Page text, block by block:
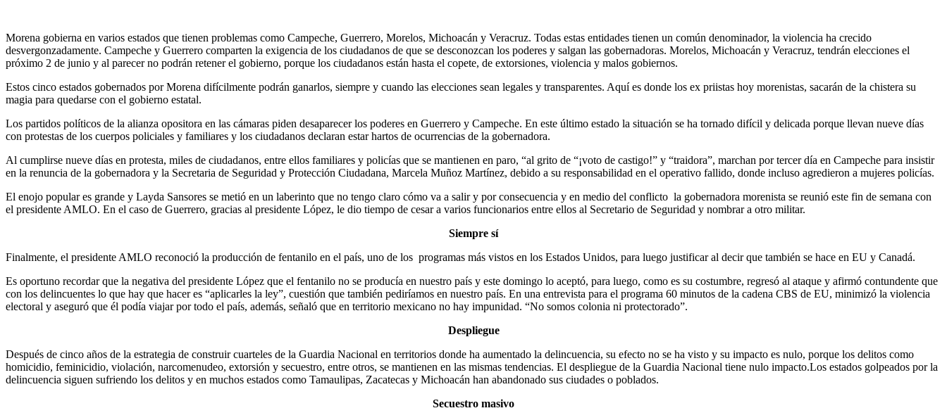
Morena gobierna en varios estados que tienen problemas como Campeche, Guerrero, Morelos, Michoacán y Veracruz. Todas estas entidades tienen un común denominador, la violencia ha crecido
desvergonzadamente. Campeche y Guerrero comparten la exigencia de los ciudadanos de que se desconozcan los poderes y salgan las gobernadoras. Morelos, Michoacán y Veracruz, tendrán elecciones el
próximo 2 de junio y al parecer no podrán retener el gobierno, porque los ciudadanos están hasta el copete, de extorsiones, violencia y malos gobiernos.
Estos cinco estados gobernados por Morena difícilmente podrán ganarlos, siempre y cuando las elecciones sean legales y transparentes. Aquí es donde los ex priistas hoy morenistas, sacarán de la chistera su
magia para quedarse con el gobierno estatal.
Los partidos políticos de la alianza opositora en las cámaras piden desaparecer los poderes en Guerrero y Campeche. En este último estado la situación se ha tornado difícil y delicada porque llevan nueve días
con protestas de los cuerpos policiales y familiares y los ciudadanos declaran estar hartos de ocurrencias de la gobernadora.
Al cumplirse nueve días en protesta, miles de ciudadanos, entre ellos familiares y policías que se mantienen en paro, “al grito de “¡voto de castigo!” y “traidora”, marchan por tercer día en Campeche para insistir
en la renuncia de la gobernadora y la Secretaria de Seguridad y Protección Ciudadana, Marcela Muñoz Martínez, debido a su responsabilidad en el operativo fallido, donde incluso agredieron a mujeres policías.
El enojo popular es grande y Layda Sansores se metió en un laberinto que no tengo claro cómo va a salir y por consecuencia y en medio del conflicto la gobernadora morenista se reunió este fin de semana con
el presidente AMLO. En el caso de Guerrero, gracias al presidente López, le dio tiempo de cesar a varios funcionarios entre ellos al Secretario de Seguridad y nombrar a otro militar.
Siempre sí
Finalmente, el presidente AMLO reconoció la producción de fentanilo en el país, uno de los programas más vistos en los Estados Unidos, para luego justificar al decir que también se hace en EU y Canadá.
Es oportuno recordar que la negativa del presidente López que el fentanilo no se producía en nuestro país y este domingo lo aceptó, para luego, como es su costumbre, regresó al ataque y afirmó contundente que
con los delincuentes lo que hay que hacer es “aplicarles la ley”, cuestión que también pediríamos en nuestro país. En una entrevista para el programa 60 minutos de la cadena CBS de EU, minimizó la violencia
electoral y aseguró que él podía viajar por todo el país, además, señaló que en territorio mexicano no hay impunidad. “No somos colonia ni protectorado”.
Despliegue
Después de cinco años de la estrategia de construir cuarteles de la Guardia Nacional en territorios donde ha aumentado la delincuencia, su efecto no se ha visto y su impacto es nulo, porque los delitos como
homicidio, feminicidio, violación, narcomenudeo, extorsión y secuestro, entre otros, se mantienen en las mismas tendencias. El despliegue de la Guardia Nacional tiene nulo impacto.Los estados golpeados por la
delincuencia siguen sufriendo los delitos y en muchos estados como Tamaulipas, Zacatecas y Michoacán han abandonado sus ciudades o poblados.
Secuestro masivo